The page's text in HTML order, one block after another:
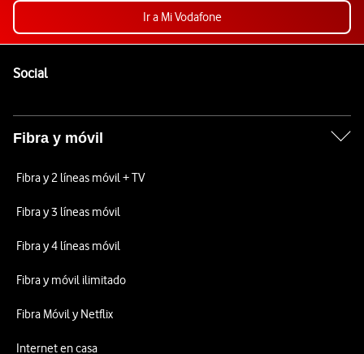
Ir a Mi Vodafone
SocialEnlaces a las redes sociales de Vodafone
Fibra y móvil
Fibra y 2 líneas móvil + TV
Fibra y 3 líneas móvil
Fibra y 4 líneas móvil
Fibra y móvil ilimitado
Fibra Móvil y Netflix
Internet en casa